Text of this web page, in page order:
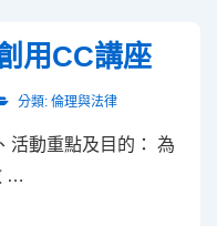
用CC講座
分類: 倫理與法律
活動重點及目的： 為
…